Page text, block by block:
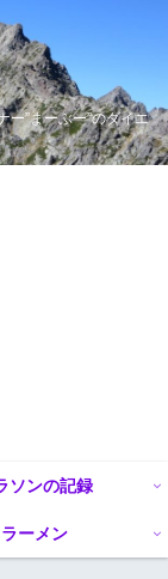
ー”まーぶー”のダイエ
ソンの記録
ラーメン